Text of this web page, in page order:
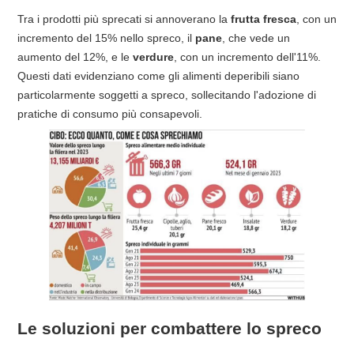
Tra i prodotti più sprecati si annoverano la frutta fresca , con un
incremento del 15% nello spreco, il pane , che vede un
aumento del 12%, e le verdure , con un incremento dell'11%.
Questi dati evidenziano come gli alimenti deperibili siano
particolarmente soggetti a spreco, sollecitando l'adozione di
pratiche di consumo più consapevoli.
Le soluzioni per combattere lo spreco